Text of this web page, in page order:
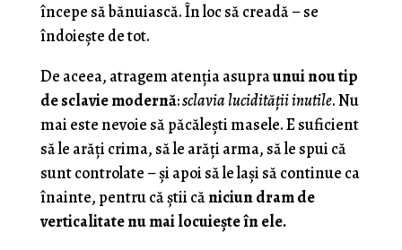
începe să bănuiască. În loc să creadă – se
îndoiește de tot.
De aceea, atragem atenția asupraunui nou tip
de sclavie modernă:sclavia lucidității inutile. Nu
mai este nevoie să păcălești masele. E suficient
să le arăți crima, să le arăți arma, să le spui că
sunt controlate – și apoi să le lași să continue ca
înainte, pentru că știi căniciun dram de
verticalitate nu mai locuiește în ele.